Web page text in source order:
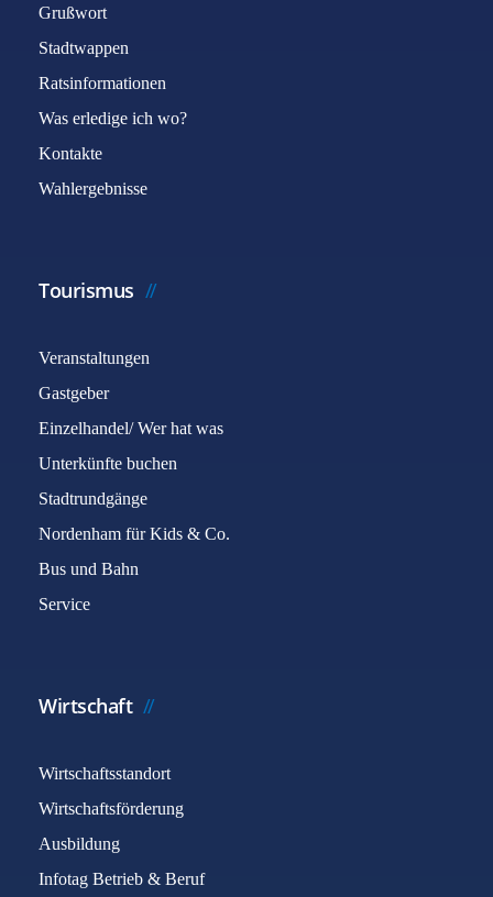
Grußwort
Stadtwappen
Ratsinformationen
Was erledige ich wo?
Kontakte
Wahlergebnisse
Tourismus
Veranstaltungen
Gastgeber
Einzelhandel/ Wer hat was
Unterkünfte buchen
Stadtrundgänge
Nordenham für Kids & Co.
Bus und Bahn
Service
Wirtschaft
Wirtschaftsstandort
Wirtschaftsförderung
Ausbildung
Infotag Betrieb & Beruf